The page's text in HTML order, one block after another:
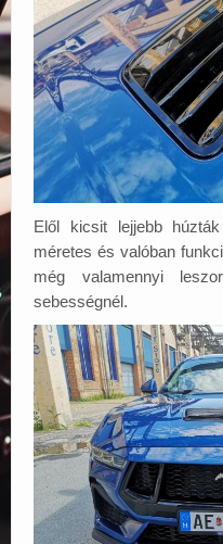
Elől kicsit lejjebb
méretes és valóban
még valamennyi
sebességnél.